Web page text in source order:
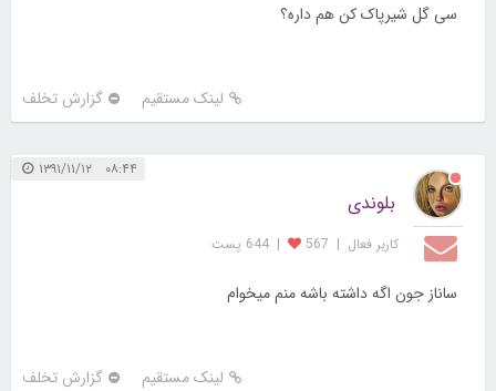
سی گل شیرپاک کن هم داره؟
لینک مستقیم گزارش تخلف
۰۸:۴۴ ۱۳۹۱/۱۱/۱۲
بلوندی
کاربر فعال |
567
| 644 پست
ساناز جون اگه داشته باشه منم میخوام
لینک مستقیم گزارش تخلف